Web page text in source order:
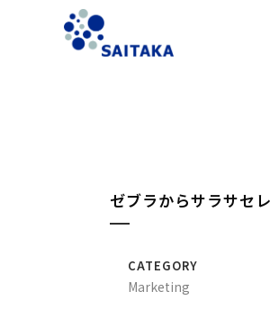
ゼブラからサラサセ
CATEGORY
Marketing